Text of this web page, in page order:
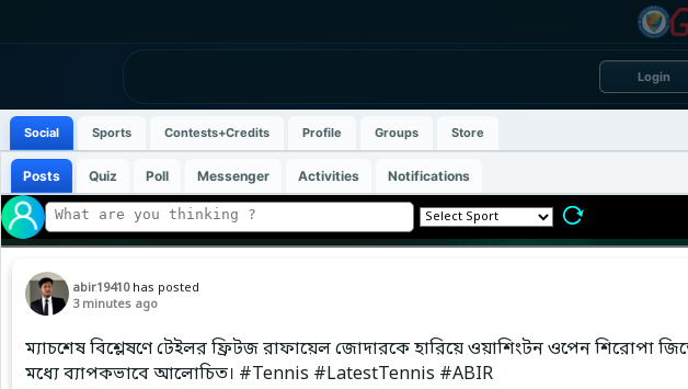
Login
Social Sports Contests+Credits Profile Groups Store
Posts Quiz Poll Messenger Activities Notifications
abir19410 has posted
3 minutes ago
ম্যাচশেষ বিশ্লেষণে টেইলর ফ্রিটজ রাফায়েল জোদারকে হারিয়ে ওয়াশিংটন ওপেন শিরোপা
মধ্যে ব্যাপকভাবে আলোচিত। #Tennis #LatestTennis #ABIR